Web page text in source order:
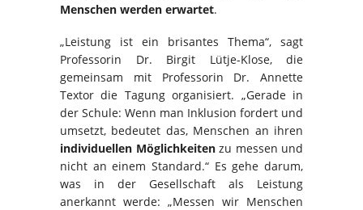
Menschen werden erwartet.
„Leistung ist ein brisantes Thema“, sagt
Professorin Dr. Birgit Lütje-Klose, die
gemeinsam mit Professorin Dr. Annette
Textor die Tagung organisiert. „Gerade in
der Schule: Wenn man Inklusion fordert und
umsetzt, bedeutet das, Menschen an ihren
individuellen Möglichkeitenzu messen und
nicht an einem Standard.“ Es gehe darum,
was in der Gesellschaft als Leistung
anerkannt werde: „Messen wir Menschen